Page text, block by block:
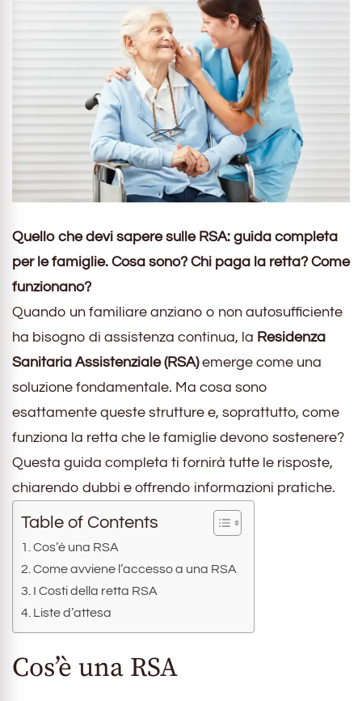
Quello che devi sapere sulle RSA: guida completa
per le famiglie. Cosa sono? Chi paga la retta? Come
funzionano?
Quando un familiare anziano o non autosufficiente
ha bisogno di assistenza continua, la Residenza
Sanitaria Assistenziale (RSA)emerge come una
soluzione fondamentale. Ma cosa sono
esattamente queste strutture e, soprattutto, come
funziona la retta che le famiglie devono sostenere?
Questa guida completa ti fornirà tutte le risposte,
chiarendo dubbi e offrendo informazioni pratiche.
Table of Contents
Cos’è una RSA
Come avviene l’accesso a una RSA
I Costi della retta RSA
Liste d’attesa
Cos’è una RSA